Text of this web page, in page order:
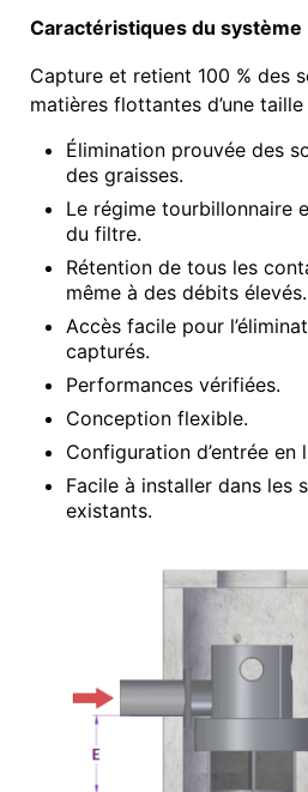
Caractéristiques du système
Capture et retient 100 % des
matières flottantes d’une
Élimination prouvée des
des graisses.
Le régime tourbillonnaire
du filtre.
Rétention de tous les
même à des débits élevés.
Accès facile pour
capturés.
Performances vérifiées.
Conception flexible.
Configuration d’entrée en
Facile à installer dans les
existants.